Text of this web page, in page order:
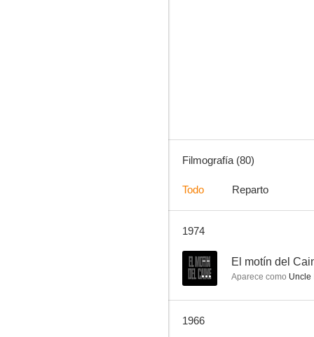
La espada de Damasco
7.0
Filmografía (80)
Todo Reparto
1974
-- El motín del
Aparece como Uncle
1966